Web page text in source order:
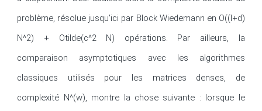
problème, résolue jusqu'ici par Block Wiedemann en O((l+d)
N^2) + Otilde(c^2 N) opérations. Par ailleurs, la
comparaison asymptotiques avec les algorithmes
classiques utilisés pour les matrices denses, de
complexité N^(w), montre la chose suivante : lorsque le